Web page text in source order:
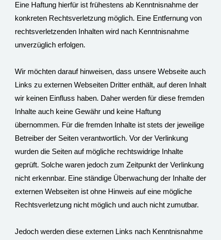
Eine Haftung hierfür ist frühestens ab Kenntnisnahme der
konkreten Rechtsverletzung möglich. Eine Entfernung von
rechtsverletzenden Inhalten wird nach Kenntnisnahme
unverzüglich erfolgen.
Wir möchten darauf hinweisen, dass unsere Webseite auch
Links zu externen Webseiten Dritter enthält, auf deren Inhalt
wir keinen Einfluss haben. Daher werden für diese fremden
Inhalte auch keine Gewähr und keine Haftung
übernommen. Für die fremden Inhalte ist stets der jeweilige
Betreiber der Seiten verantwortlich. Vor der Verlinkung
wurden die Seiten auf mögliche rechtswidrige Inhalte
geprüft. Solche waren jedoch zum Zeitpunkt der Verlinkung
nicht erkennbar. Eine ständige Überwachung der Inhalte der
externen Webseiten ist ohne Hinweis auf eine mögliche
Rechtsverletzung nicht möglich und auch nicht zumutbar.
Jedoch werden diese externen Links nach Kenntnisnahme